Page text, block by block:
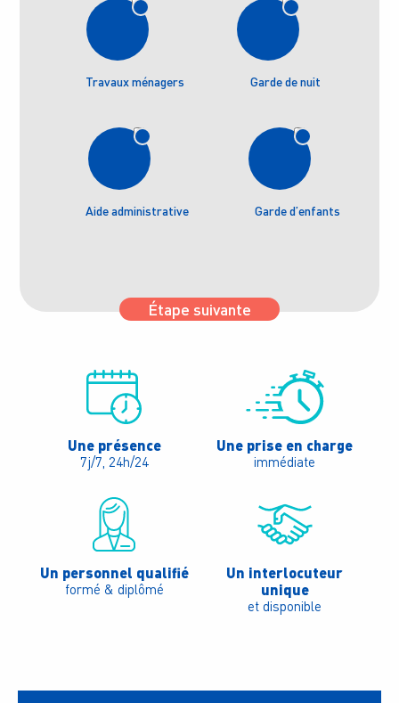
Travaux ménagers Garde de nuit
Aide administrative Garde d’enfants
Étape suivante
Une présence
7j/7, 24h/24
Une prise en charge
immédiate
Un personnel qualifié
formé & diplômé
Un interlocuteur
unique
et disponible